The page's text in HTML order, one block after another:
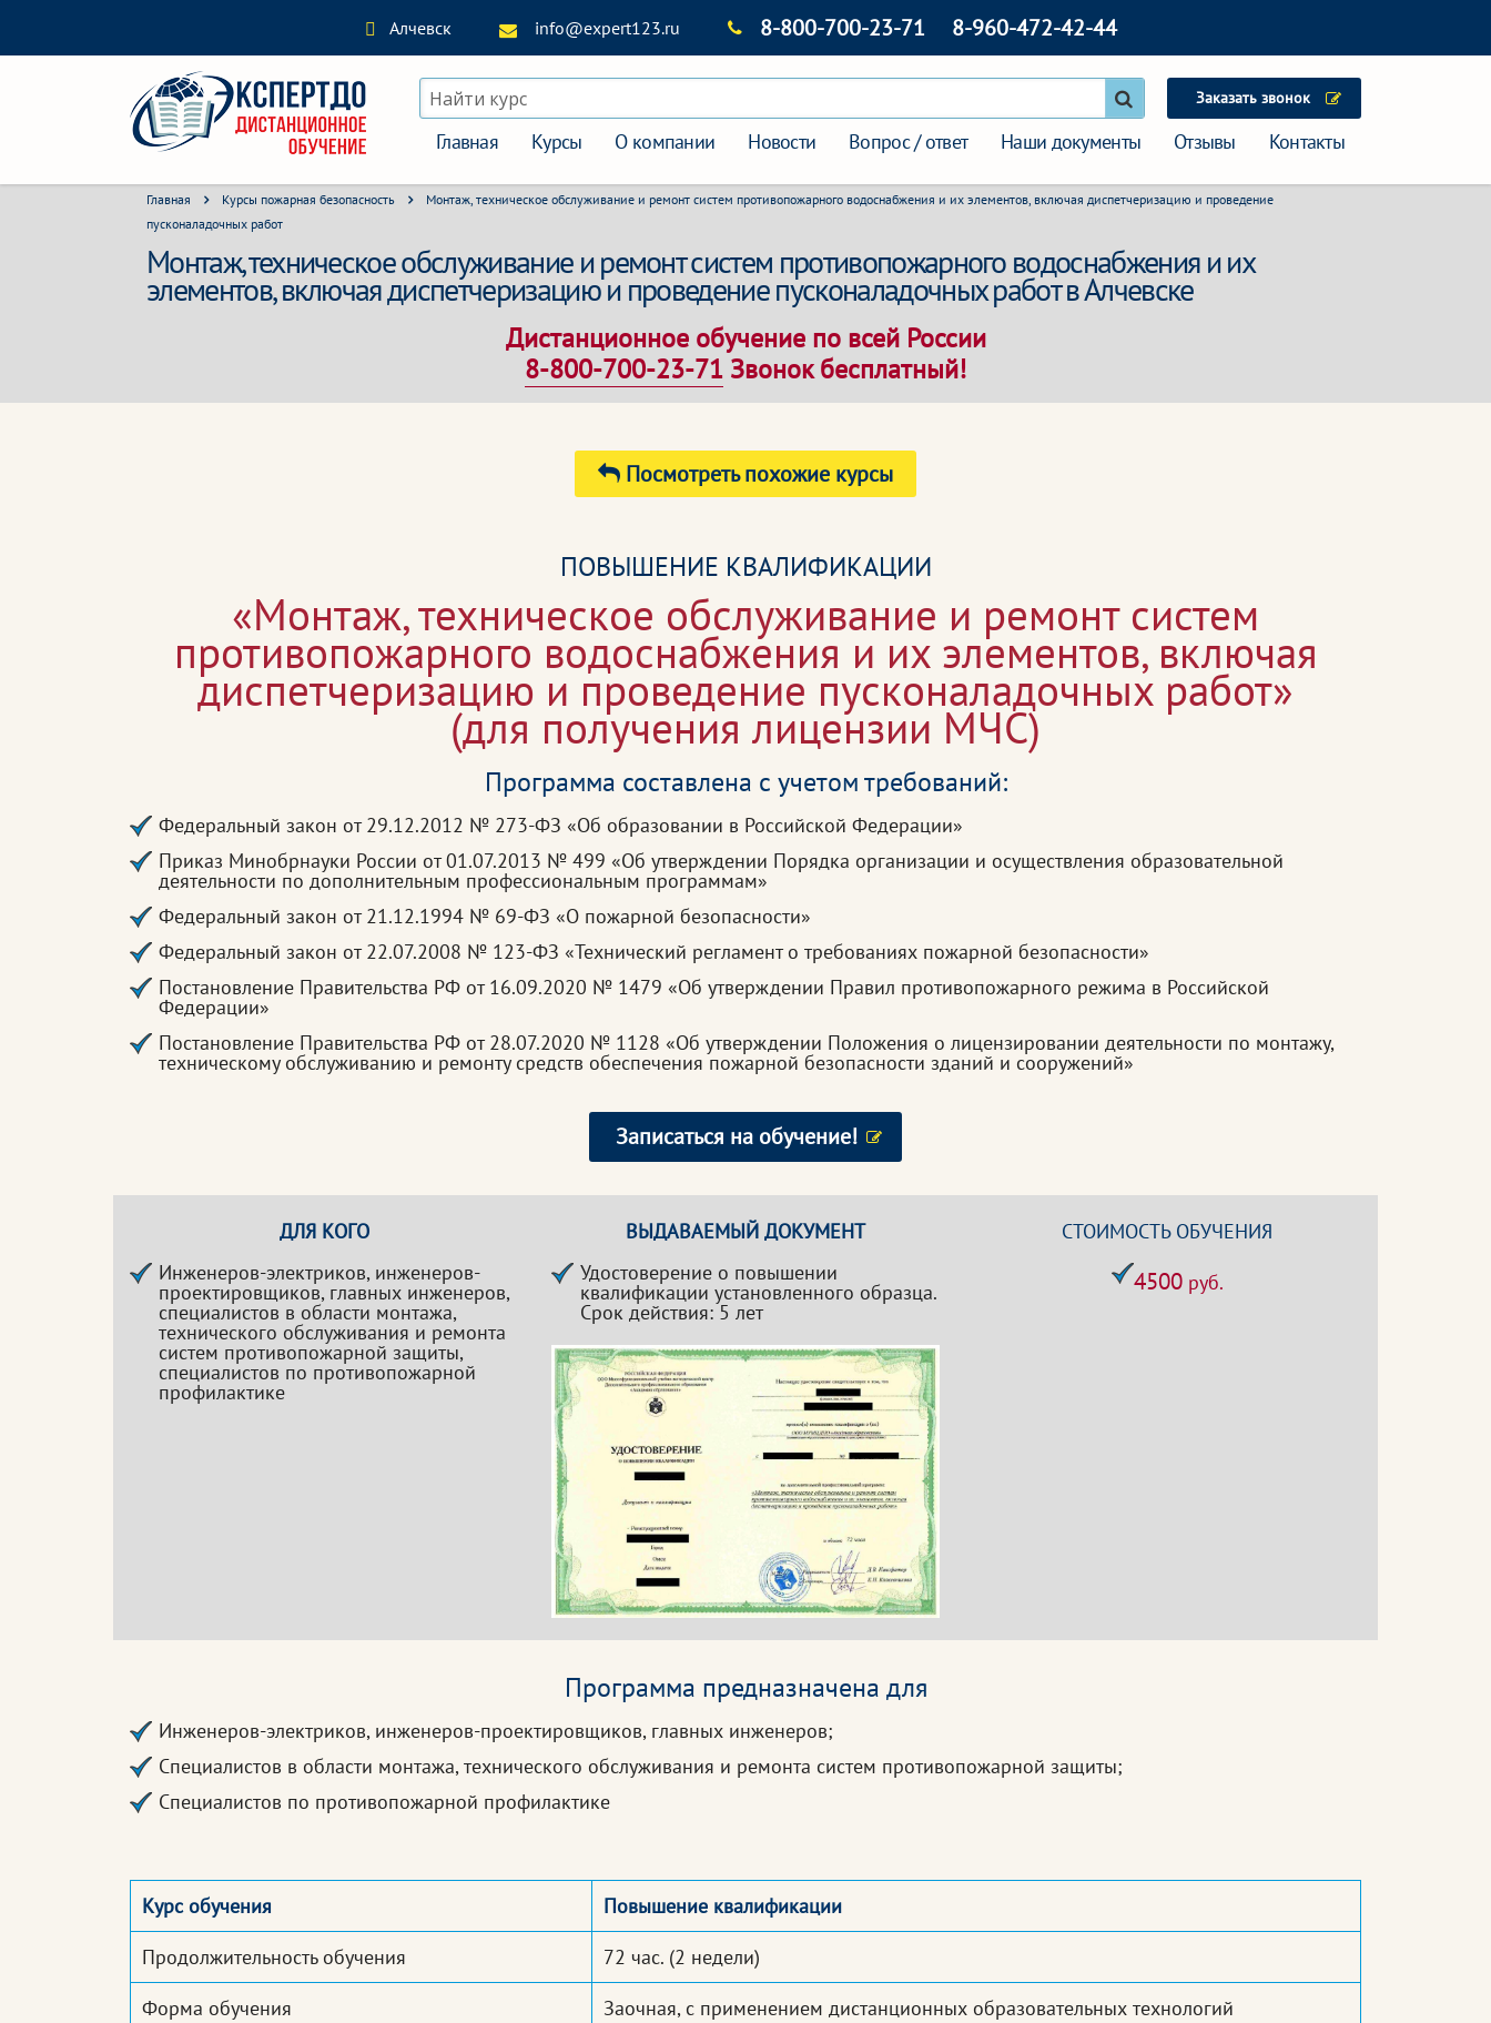
Алчевск info@expert123.ru 8-800-700-23-71 8-960-472-42-44
Найти курс Заказать звонок
Главная Курсы О компании Новости Вопрос / ответ Наши документы Отзывы Контакты
Главная Курсы пожарная безопасность
Монтаж, техническое обслуживание и ремонт систем противопожарного водоснабжения и их элементов, включая диспетчеризацию и проведение
пусконаладочных работ
Монтаж, техническое обслуживание и ремонт систем противопожарного водоснабжения и их
элементов, включая диспетчеризацию и проведение пусконаладочных работ в Алчевске
Дистанционное обучение по всей России
8-800-700-23-71 Звонок бесплатный!
Посмотреть похожие курсы
ПОВЫШЕНИЕ КВАЛИФИКАЦИИ
«Монтаж, техническое обслуживание и ремонт систем
противопожарного водоснабжения и их элементов, включая
диспетчеризацию и проведение пусконаладочных работ»
(для получения лицензии МЧС)
Программа составлена с учетом требований:
Федеральный закон от 29.12.2012 № 273-ФЗ «Об образовании в Российской Федерации»
Приказ Минобрнауки России от 01.07.2013 № 499 «Об утверждении Порядка организации и осуществления образовательной
деятельности по дополнительным профессиональным программам»
Федеральный закон от 21.12.1994 № 69-ФЗ «О пожарной безопасности»
Федеральный закон от 22.07.2008 № 123-ФЗ «Технический регламент о требованиях пожарной безопасности»
Постановление Правительства РФ от 16.09.2020 № 1479 «Об утверждении Правил противопожарного режима в Российской
Федерации»
Постановление Правительства РФ от 28.07.2020 № 1128 «Об утверждении Положения о лицензировании деятельности по монтажу,
техническому обслуживанию и ремонту средств обеспечения пожарной безопасности зданий и сооружений»
Записаться на обучение!
ДЛЯ КОГО
Инженеров-электриков, инженеров-
проектировщиков, главных инженеров,
специалистов в области монтажа,
технического обслуживания и ремонта
систем противопожарной защиты,
специалистов по противопожарной
профилактике
ВЫДАВАЕМЫЙ ДОКУМЕНТ
Удостоверение о повышении
квалификации установленного образца.
Срок действия: 5 лет
СТОИМОСТЬ ОБУЧЕНИЯ
4500руб.
Программа предназначена для
Инженеров-электриков, инженеров-проектировщиков, главных инженеров;
Специалистов в области монтажа, технического обслуживания и ремонта систем противопожарной защиты;
Специалистов по противопожарной профилактике
Курс обучения
Повышение квалификации
Продолжительность обучения
72 час. (2 недели)
Форма обучения
Заочная, с применением дистанционных образовательных технологий